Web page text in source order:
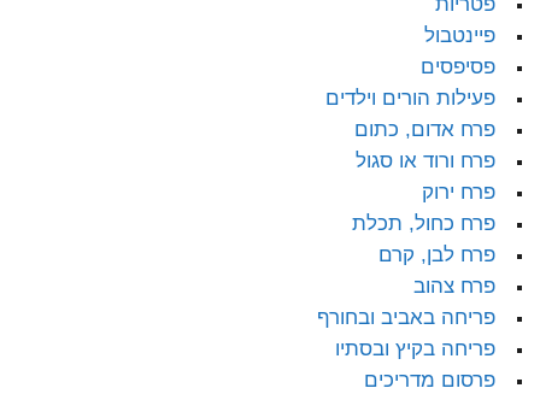
פיינטבול
פסיפסים
פעילות הורים וילדים
פרח אדום, כתום
פרח ורוד או סגול
פרח ירוק
פרח כחול, תכלת
פרח לבן, קרם
פרח צהוב
פריחה באביב ובחורף
פריחה בקיץ ובסתיו
פרסום מדריכים